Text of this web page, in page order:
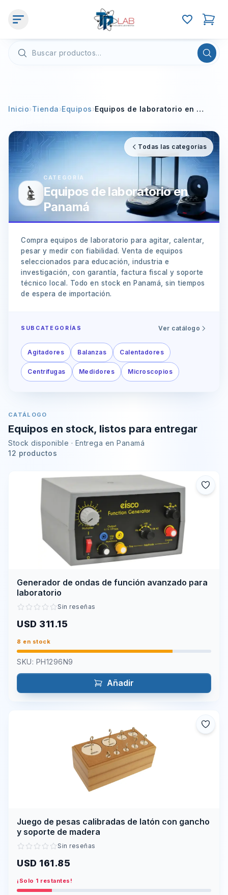
Inicio›Tienda›Equipos› Equipos de laboratorio en Panamá
Todas las categorías
CATEGORÍA
Equipos de laboratorio en
Panamá
Compra equipos de laboratorio para agitar, calentar,
pesar y medir con fiabilidad. Venta de equipos
seleccionados para educación, industria e
investigación, con garantía, factura fiscal y soporte
técnico local. Todo en stock en Panamá, sin tiempos
de espera de importación.
SUBCATEGORÍAS Ver catálogo
Agitadores Balanzas Calentadores
Centrífugas Medidores Microscopios
CATÁLOGO
Equipos en stock, listos para entregar
Stock disponible · Entrega en Panamá
12 productos
Generador de ondas de función avanzado para
laboratorio
Sin reseñas
USD 311.15
8 en stock
SKU: PH1296N9
Añadir
Juego de pesas calibradas de latón con gancho
y soporte de madera
Sin reseñas
USD 161.85
¡Solo 1 restantes!